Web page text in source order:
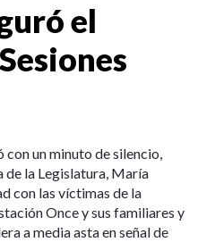
el
con un minuto de silencio,
la Legislatura, María
con las víctimas de la
Once y sus familiares y
a media asta en señal de